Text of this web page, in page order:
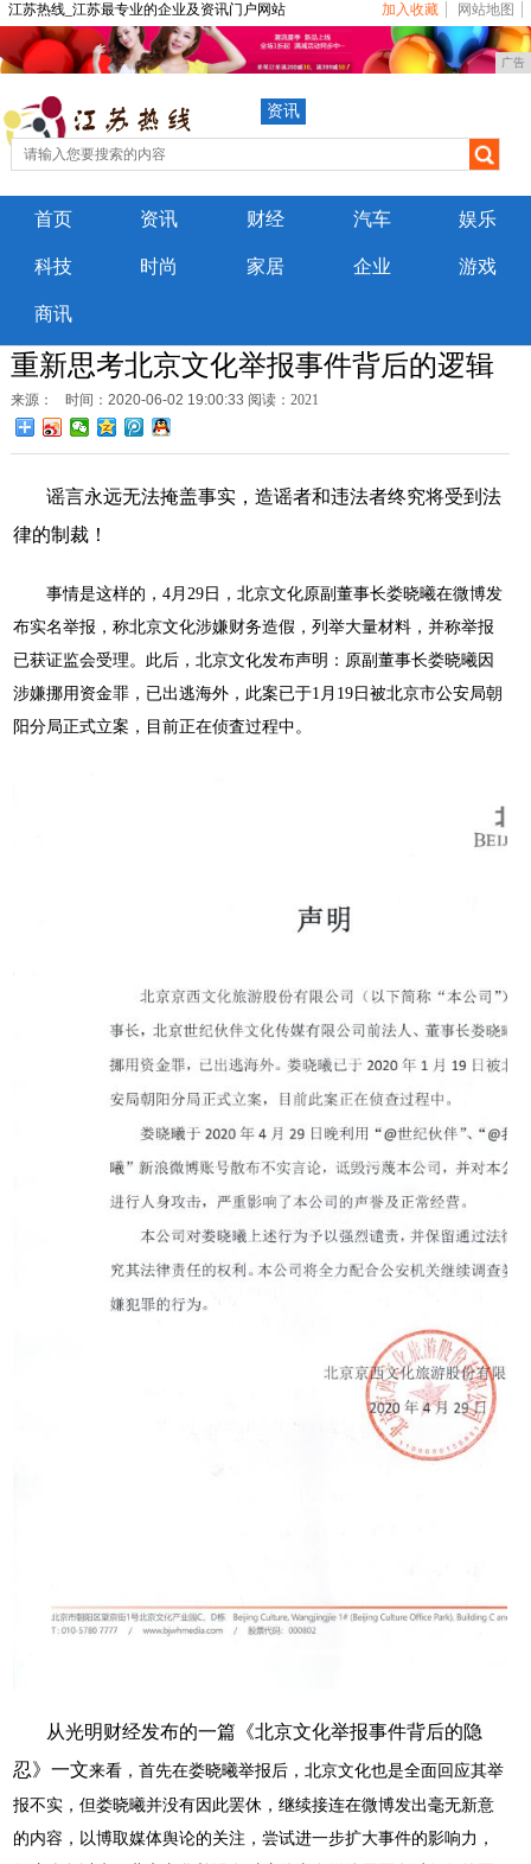
江苏热线_江苏最专业的企业及资讯门户网站 加入收藏 网站地图
广告
资讯
首页 资讯 财经 汽车 娱乐
科技 时尚 家居 企业 游戏
商讯
重新思考北京文化举报事件背后的逻辑
来源： 时间：2020-06-02 19:00:33 阅读：2021
谣言永远无法掩盖事实，造谣者和违法者终究将受到法
律的制裁！
事情是这样的， 4月29日，北京文化原副董事长娄晓曦在微博发
布实名举报，称北京文化涉嫌财务造假，列举大量材料，并称举报
已获证监会受理。 此后，北京文化发布声明：原副董事长娄晓曦因
涉嫌挪用资金罪，已出逃海外，此案已于1月19日被北京市公安局朝
阳分局正式立案，目前正在侦査过程中。
从光明财经发布的一篇《北京文化举报事件背后的隐
忍》一文来看，首先在娄晓曦举报后，北京文化也是全面回应其举
报不实，但娄晓曦并没有因此罢休，继续接连在微博发出毫无新意
的内容，以博取媒体舆论的关注，尝试进一步扩大事件的影响力，